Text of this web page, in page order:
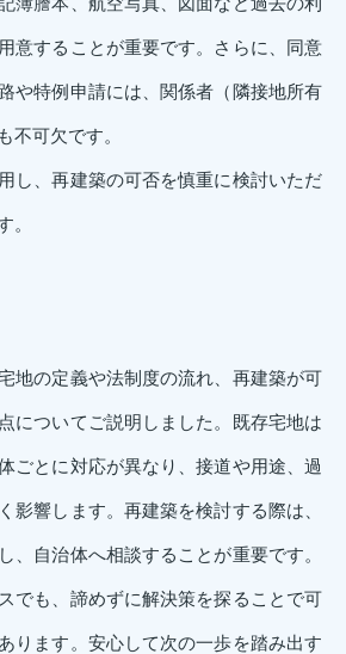
意することが重要です。さらに、同意
や特例申請には、関係者（隣接地所有
不可欠です。
し、再建築の可否を慎重に検討いただ
。
地の定義や法制度の流れ、再建築が可
についてご説明しました。既存宅地は
ごとに対応が異なり、接道や用途、過
影響します。再建築を検討する際は、
、自治体へ相談することが重要です。
でも、諦めずに解決策を探ることで可
ります。安心して次の一歩を踏み出す